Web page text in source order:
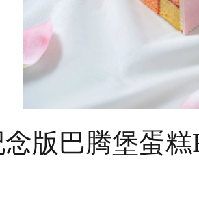
版巴腾堡蛋